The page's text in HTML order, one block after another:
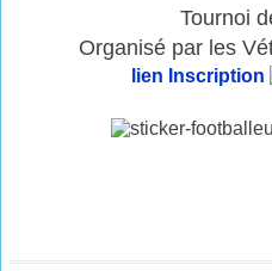
Tournoi
Organisé par les
lien Inscription